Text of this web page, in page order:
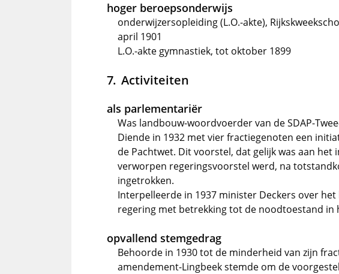
hoger beroepsonderwijs
onderwijzersopleiding (L.O.-akte),
april 1901
L.O.-akte gymnastiek, tot oktober 1899
Activiteiten
als parlementariër
Was landbouw-woordvoerder van de SDAP-
Diende in 1932 met vier fractiegenoten een
de Pachtwet. Dit voorstel, dat gelijk was aan het
verworpen regeringsvoorstel werd, na
ingetrokken.
Interpelleerde in 1937 minister Deckers over
regering met betrekking tot de noodtoestand in
opvallend stemgedrag
Behoorde in 1930 tot de minderheid van zijn
amendement-Lingbeek stemde om de